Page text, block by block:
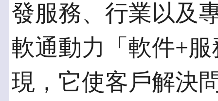
發服務、行業以及
軟通動力「軟件+
現，它使客戶解決